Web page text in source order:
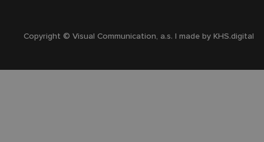
Copyright © Visual Communication, a.s. | made byKHS.digital